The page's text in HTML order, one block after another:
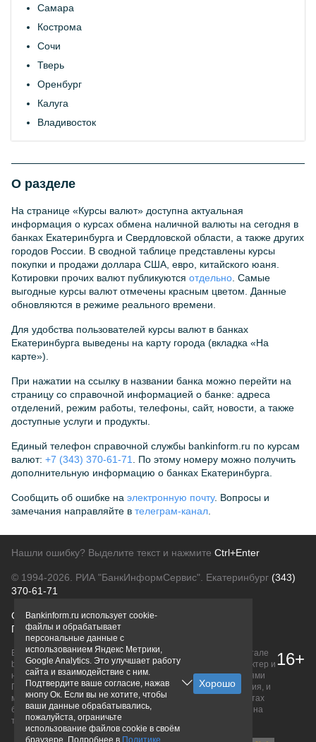
Самара
Кострома
Сочи
Тверь
Оренбург
Калуга
Владивосток
О разделе
На странице «Курсы валют» доступна актуальная
информация о курсах обмена наличной валюты на сегодня в
банках Екатеринбурга и Свердловской области, а также других
городов России. В сводной таблице представлены курсы
покупки и продажи доллара США, евро, китайского юаня.
Котировки прочих валют публикуются отдельно . Самые
выгодные курсы валют отмечены красным цветом. Данные
обновляются в режиме реального времени.
Для удобства пользователей курсы валют в банках
Екатеринбурга выведены на карту города (вкладка «На
карте»).
При нажатии на ссылку в названии банка можно перейти на
страницу со справочной информацией о банке: адреса
отделений, режим работы, телефоны, сайт, новости, а также
доступные услуги и продукты.
Единый телефон справочной службы bankinform.ru по курсам
валют: +7 (343) 370-61-71
. По этому номеру можно получить
дополнительную информацию о банках Екатеринбурга.
Сообщить об ошибке на электронную почту. Вопросы и
замечания направляйте в телеграм-канал
Нашли ошибку? Выделите текст и нажмите Ctrl+Enter
© 1994-2026. РИА "БанкИнформСервис". Екатеринбург (343)
370-61-71
О проектеПолитика конфиденциальности
Правовая информацияДля рекламодателей
Вся информация о продуктах банков, размещенная на портале
bankinform.ru, носит исключительно ознакомительный характер и
не является публичной офертой, определяемой положениями
ГК РФ. Информация не содержит точного и полного описания, и
может быть изменена. Конечные условия уточняйте на сайтах
банков или при личном обращении. Исключительное право на
товарные знаки принадлежит их правообладателям.
16+
Bankinform.ru использует cookie-
файлы и обрабатывает
персональные данные с
использованием Яндекс Метрики,
Google Analytics. Это улучшает работу
сайта и взаимодействие с ним.
Подтвердите ваше согласие, нажав
кнопу Ок. Если вы не хотите, чтобы
ваши данные обрабатывались,
пожалуйста, ограничьте
использование файлов cookie в своём
браузере. Подробнее в Политике